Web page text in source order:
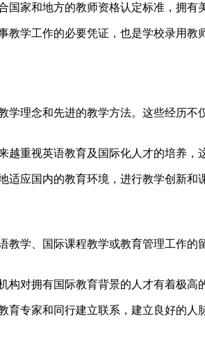
家和地方的教师资格认定标准，拥有
学工作的必要凭证，也是学校录用
理念和先进的教学方法。这些经历
重视英语教育及国际化人才的培养，
应国内的教育环境，进行教学创新和
学、国际课程教学或教育管理工作
对拥有国际教育背景的人才有着极高
专家和同行建立联系，建立良好的人